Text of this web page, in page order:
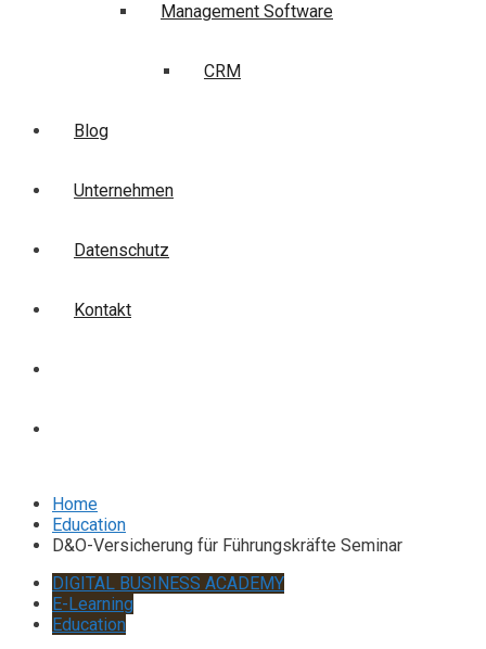
Management Software
CRM
Blog
Unternehmen
Datenschutz
Kontakt
Home
Education
D&O-Versicherung für Führungskräfte Seminar
DIGITAL BUSINESS ACADEMY
E-Learning
Education